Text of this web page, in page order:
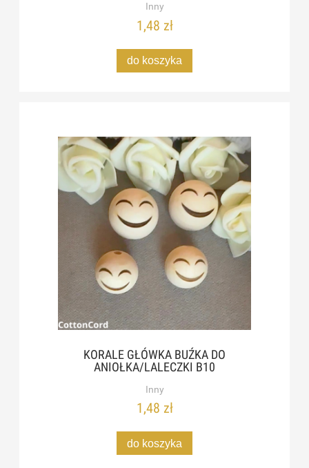
Inny
1,48 zł
do koszyka
KORALE GŁÓWKA BUŹKA DO
ANIOŁKA/LALECZKI B10
Inny
1,48 zł
do koszyka